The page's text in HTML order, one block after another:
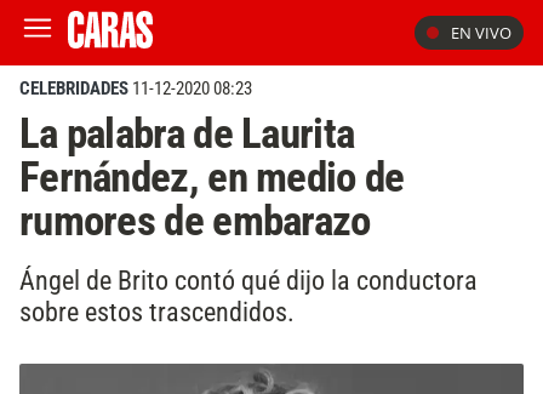
EN VIVO
CELEBRIDADES 11-12-2020 08:23
La palabra de Laurita
Fernández, en medio de
rumores de embarazo
Ángel de Brito contó qué dijo la conductora
sobre estos trascendidos.